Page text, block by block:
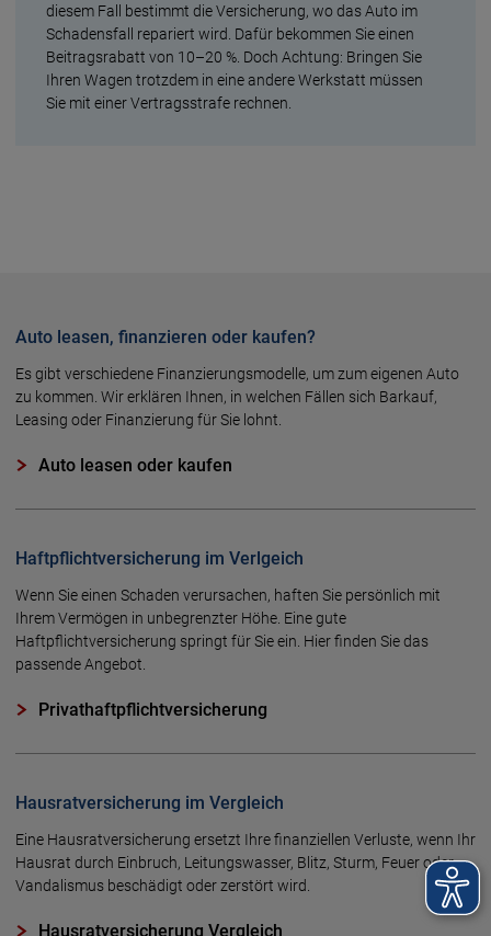
diesem Fall bestimmt die Versicherung, wo das Auto im
Schadensfall repariert wird. Dafür bekommen Sie einen
Beitragsrabatt von 10–20 %. Doch Achtung: Bringen Sie
Ihren Wagen trotzdem in eine andere Werkstatt müssen
Sie mit einer Vertragsstrafe rechnen.
Auto leasen, finanzieren oder kaufen?
Es gibt verschiedene Finanzierungsmodelle, um zum eigenen Auto
zu kommen. Wir erklären Ihnen, in welchen Fällen sich Barkauf,
Leasing oder Finanzierung für Sie lohnt.
Auto leasen oder kaufen
Haftpflichtversicherung im Verlgeich
Wenn Sie einen Schaden verursachen, haften Sie persönlich mit
Ihrem Ver­mögen in unbegrenzter Höhe. Eine gute
Haftpflichtversicherung springt für Sie ein. Hier finden Sie das
passende Angebot.
Privathaftpflichtversicherung
Hausratversicherung im Vergleich
Eine Hausratversicherung ersetzt Ihre finanziellen Verluste, wenn Ihr
Hausrat durch Einbruch, Leitungswasser, Blitz, Sturm, Feuer oder
Vandalismus beschädigt oder zerstört wird.
Hausratversicherung Vergleich